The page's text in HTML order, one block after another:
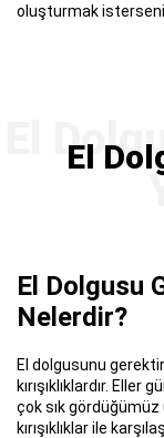
oluşturmak
El
El Dolgusu
Nelerdir?
El dolgusunu
kırışıklıklardır. Eller
çok sık gördüğümüz
kırışıklıklar ile